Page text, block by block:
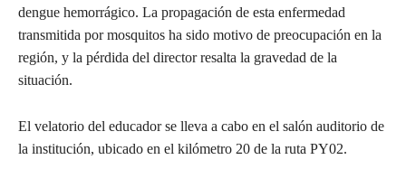
dengue hemorrágico. La propagación de esta enfermedad
transmitida por mosquitos ha sido motivo de preocupación en la
región, y la pérdida del director resalta la gravedad de la
situación.
El velatorio del educador se lleva a cabo en el salón auditorio de
la institución, ubicado en el kilómetro 20 de la ruta PY02.